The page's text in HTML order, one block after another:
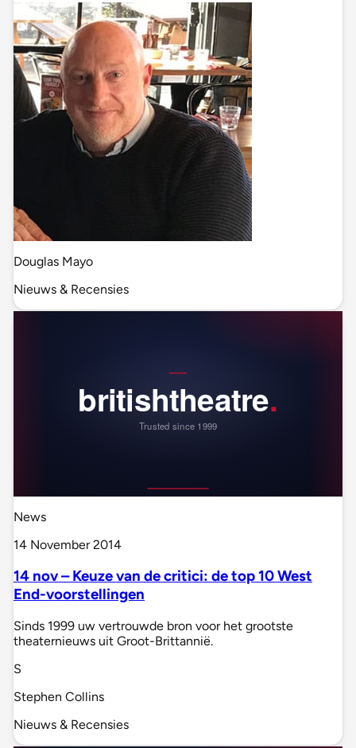
Douglas Mayo
Nieuws & Recensies
News
14 November 2014
14 nov – Keuze van de critici: de top 10 West
End-voorstellingen
Sinds 1999 uw vertrouwde bron voor het grootste
theaternieuws uit Groot-Brittannië.
S
Stephen Collins
Nieuws & Recensies